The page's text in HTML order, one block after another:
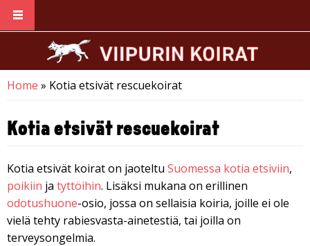
Skip to main content
You are here
Home » Kotia etsivät rescuekoirat
Kotia etsivät rescuekoirat
Kotia etsivät koirat on jaoteltu Suomessa kotia etsiviin,
poikiin ja tyttöihin. Lisäksi mukana on erillinen
odotushuone-osio, jossa on sellaisia koiria, joille ei ole
vielä tehty rabiesvasta-ainetestiä, tai joilla on
terveysongelmia.